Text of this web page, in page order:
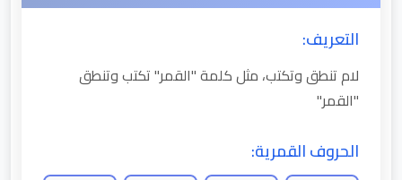
التعريف:
لام تنطق وتكتب، مثل كلمة "القمر" تكتب وتنطق
"القمر"
الحروف القمرية: